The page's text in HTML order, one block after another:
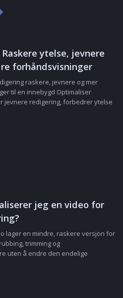
Raskere ytelse, jevnere
forhåndsvisninger
raskere, jevnere og mer
til en innebygd Optimaliser
redigering, forbedrer ytelse
jeg en video for
lager en mindre, raskere versjon for
trimming og
uten å endre den endelige